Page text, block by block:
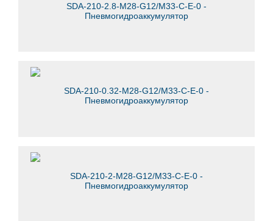
SDA-210-2.8-M28-G12/M33-C-E-0 -
Пневмогидроаккумулятор
SDA-210-0.32-M28-G12/M33-C-E-0 -
Пневмогидроаккумулятор
SDA-210-2-M28-G12/M33-C-E-0 -
Пневмогидроаккумулятор